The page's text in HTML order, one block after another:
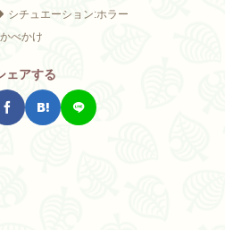
シチュエーション:ホラー
べかけ
ェアする